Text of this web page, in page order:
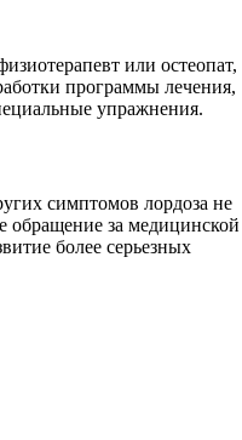
или остеопат,
программы лечения,
упражнения.
симптомов лордоза не
обращение за медицинской
более серьезных